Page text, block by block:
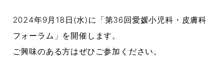
2024年9月18日(水)に「第36回愛媛小児科・皮膚科
フォーラム」を開催します。
ご興味のある方はぜひご参加ください。